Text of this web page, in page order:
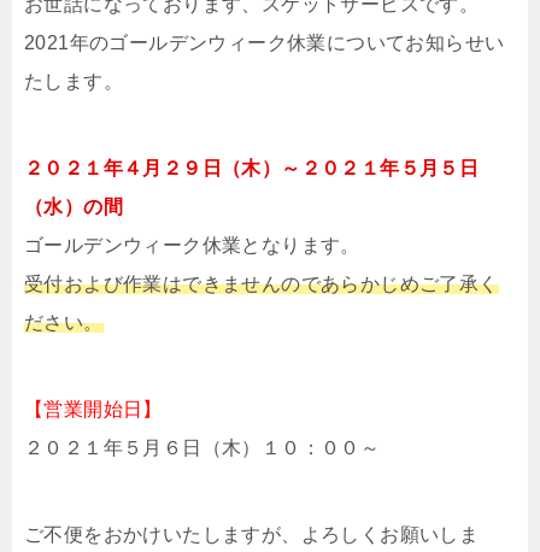
お世話になっております、スケットサービスです。
2021年のゴールデンウィーク休業についてお知らせい
たします。
２０２１年４月２９日（木）～２０２１年５月５日
（水）の間
ゴールデンウィーク休業となります。
受付および作業はできませんのであらかじめご了承く
ださい。
【営業開始日】
２０２１年５月６日（木）１０：００～
ご不便をおかけいたしますが、よろしくお願いしま